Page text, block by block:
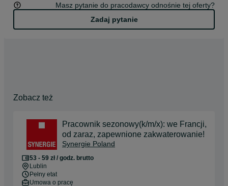
Masz pytanie do pracodawcy odnośnie tej oferty?
Zadaj pytanie
Zobacz też
Pracownik sezonowy(k/m/x): we Francji,
od zaraz, zapewnione zakwaterowanie!
Synergie Poland
53 - 59 zł / godz. brutto
Lublin
Pełny etat
Umowa o pracę